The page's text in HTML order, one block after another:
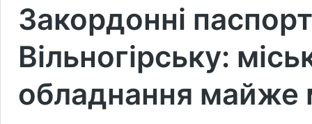
Закордонні
Вільногірську:
обладнання майже